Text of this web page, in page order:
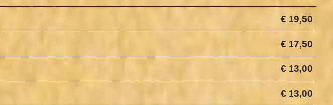
€ 19,50
€ 17,50
€ 13,00
€ 13,00